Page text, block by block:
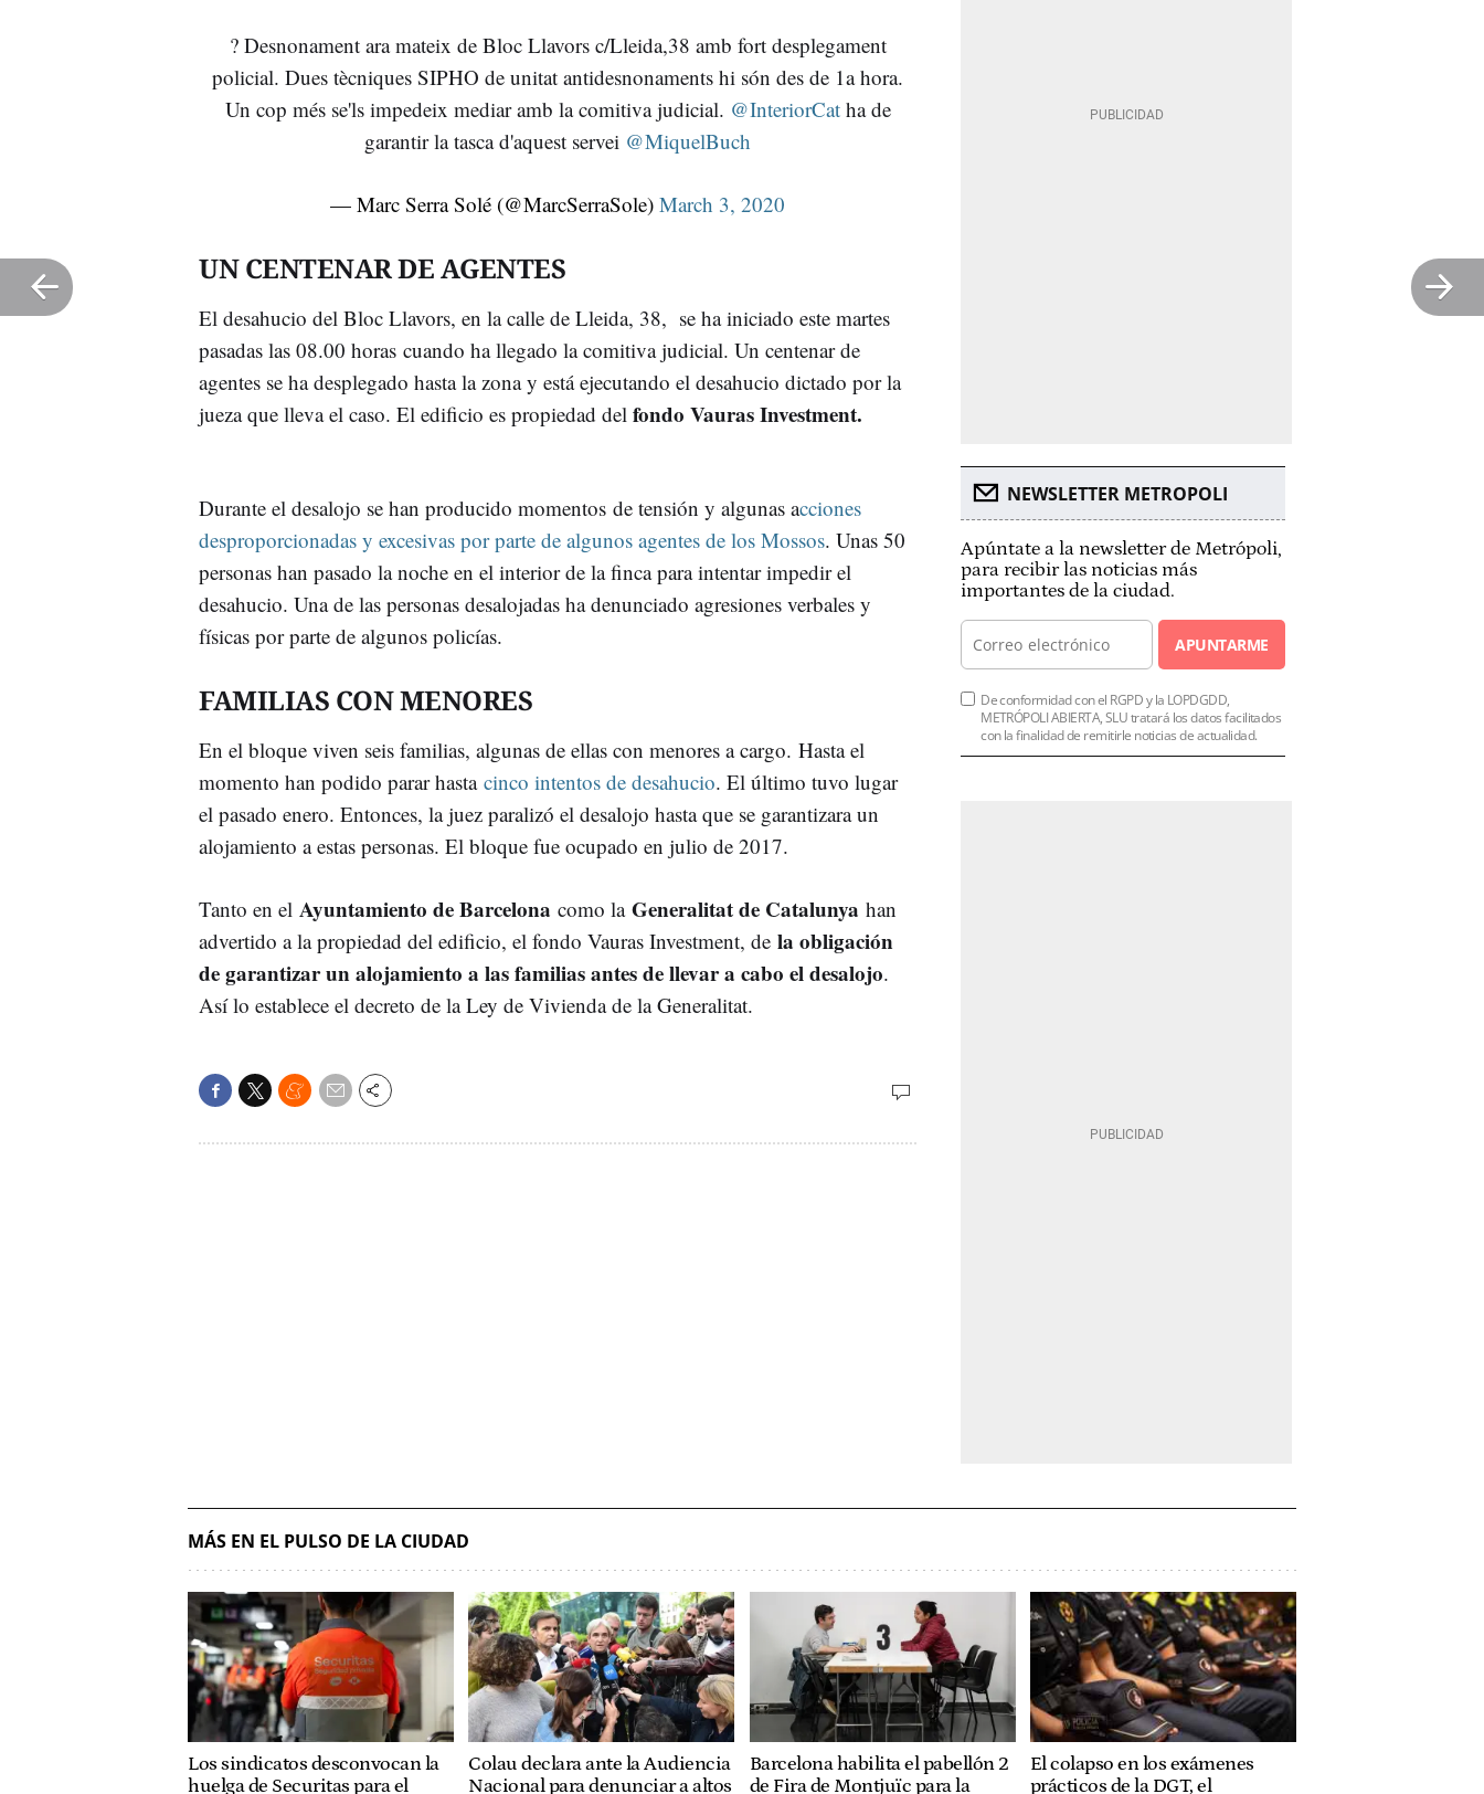
? Desnonament ara mateix de Bloc Llavors c/Lleida,38 amb fort desplegament
policial. Dues tècniques SIPHO de unitat antidesnonaments hi són des de 1a hora.
Un cop més se'ls impedeix mediar amb la comitiva judicial. @InteriorCatha de
garantir la tasca d'aquest servei @MiquelBuch
— Marc Serra Solé (@MarcSerraSole)March 3, 2020
UN CENTENAR DE AGENTES
El desahucio del Bloc Llavors, en la calle de Lleida, 38, se ha iniciado este martes
pasadas las 08.00 horas cuando ha llegado la comitiva judicial. Un centenar de
agentes se ha desplegado hasta la zona y está ejecutando el desahucio dictado por la
jueza que lleva el caso. El edificio es propiedad del fondo Vauras Investment.
Durante el desalojo se han producido momentos de tensión y algunas acciones
desproporcionadas y excesivas por parte de algunos agentes de los Mossos. Unas 50
personas han pasado la noche en el interior de la finca para intentar impedir el
desahucio. Una de las personas desalojadas ha denunciado agresiones verbales y
físicas por parte de algunos policías.
FAMILIAS CON MENORES
En el bloque viven seis familias, algunas de ellas con menores a cargo. Hasta el
momento han podido parar hasta cinco intentos de desahucio. El último tuvo lugar
el pasado enero. Entonces, la juez paralizó el desalojo hasta que se garantizara un
alojamiento a estas personas. El bloque fue ocupado en julio de 2017.
Tanto en el Ayuntamiento de Barcelona como la Generalitat de Catalunya han
advertido a la propiedad del edificio, el fondo Vauras Investment, de la obligación
de garantizar un alojamiento a las familias antes de llevar a cabo el desalojo.
Así lo establece el decreto de la Ley de Vivienda de la Generalitat.
NEWSLETTER METROPOLI
Apúntate a la newsletter de Metrópoli,
para recibir las noticias más
importantes de la ciudad.
APUNTARME
De conformidad con el RGPD y la LOPDGDD,
METRÓPOLI ABIERTA, SLU tratará los datos facilitados
con la finalidad de remitirle noticias de actualidad.
MÁS EN EL PULSO DE LA CIUDAD
Los sindicatos desconvocan la
huelga de Securitas para el
Colau declara ante la Audiencia
Nacional para denunciar a altos
Barcelona habilita el pabellón 2
de Fira de Montjuïc para la
El colapso en los exámenes
prácticos de la DGT, el